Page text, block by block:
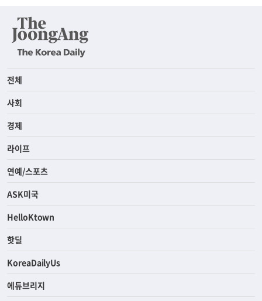
전체
사회
경제
라이프
연예/스포츠
ASK미국
HelloKtown
핫딜
KoreaDailyUs
에듀브리지